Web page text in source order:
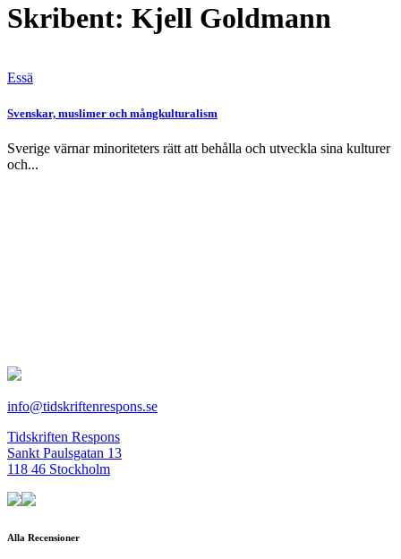
Skribent: Kjell Goldmann
Essä
Svenskar, muslimer och mångkulturalism
Sverige värnar minoriteters rätt att behålla och utveckla sina kulturer
och...
info@tidskriftenrespons.se
Tidskriften Respons
Sankt Paulsgatan 13
118 46 Stockholm
Alla Recensioner